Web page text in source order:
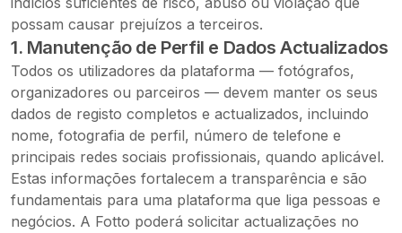
possam causar prejuízos a terceiros.
1. Manutenção de Perfil e Dados Actualizados
Todos os utilizadores da plataforma — fotógrafos,
organizadores ou parceiros — devem manter os seus
dados de registo completos e actualizados, incluindo
nome, fotografia de perfil, número de telefone e
principais redes sociais profissionais, quando aplicável.
Estas informações fortalecem a transparência e são
fundamentais para uma plataforma que liga pessoas e
negócios. A Fotto poderá solicitar actualizações no